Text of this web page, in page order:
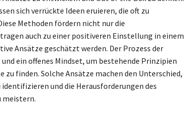
sich verrückte Ideen eruieren, die oft zu
Methoden fördern nicht nur die
auch zu einer positiveren Einstellung in einem
Ansätze geschätzt werden. Der Prozess der
ein offenes Mindset, um bestehende Prinzipien
zu finden. Solche Ansätze machen den Unterschied,
und die Herausforderungen des
meistern.